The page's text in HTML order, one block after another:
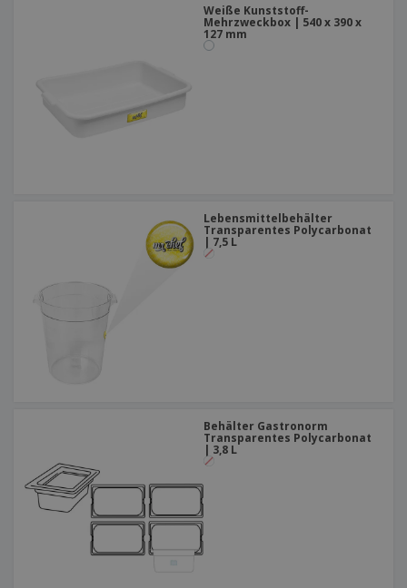
Weiße Kunststoff-
Mehrzweckbox | 540 x 390 x
127 mm
Lebensmittelbehälter
Transparentes Polycarbonat
| 7,5 L
Behälter Gastronorm
Transparentes Polycarbonat
| 3,8 L